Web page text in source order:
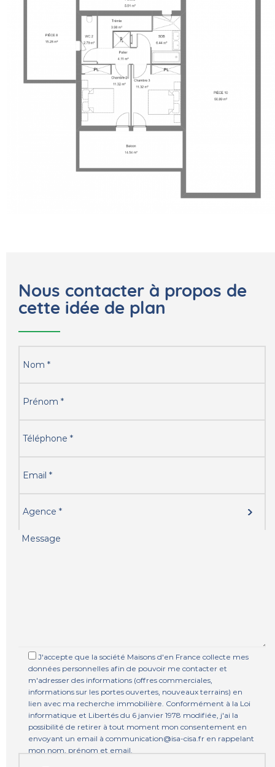
Nous contacter à propos de
cette idée de plan
J'accepte que la société Maisons d'en France collecte mes
données personnelles afin de pouvoir me contacter et
m'adresser des informations (offres commerciales,
informations sur les portes ouvertes, nouveaux terrains) en
lien avec ma recherche immobilière. Conformément à la Loi
informatique et Libertés du 6 janvier 1978 modifiée, j'ai la
possibilité de retirer à tout moment mon consentement en
envoyant un email à communication@isa-cisa.fr en rappelant
mon nom, prénom et email.